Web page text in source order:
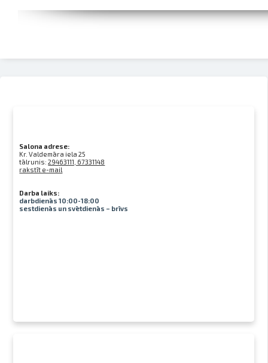
Salona adrese:
Kr. Valdemāra iela 25
tālrunis:29463111, 67331148
rakstīt e-mail
Darba laiks:
darbdienās 10:00-18:00
sestdienās un svētdienās – brīvs